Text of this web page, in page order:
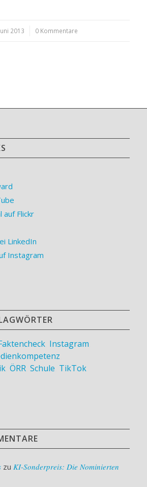
2013 0 Kommentare
auf Flickr
LinkedIn
Instagram
, Instagram
, ÖRR, Schule TikTok
zu KI-Sonderpreis: Die Nominierten